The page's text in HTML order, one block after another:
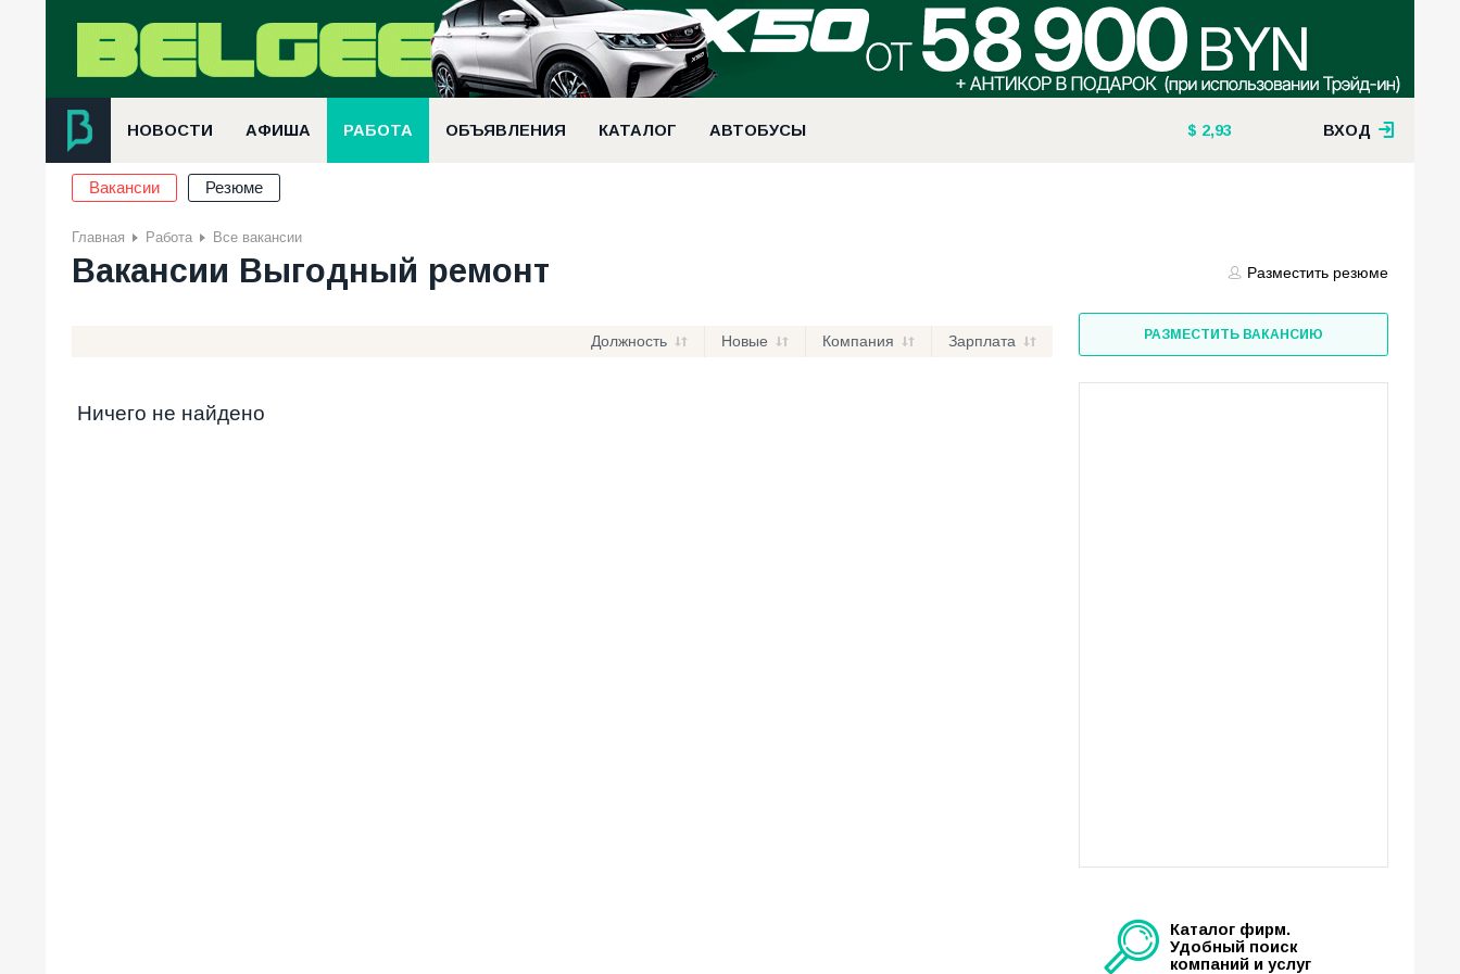
НОВОСТИ АФИША РАБОТА ОБЪЯВЛЕНИЯ КАТАЛОГ АВТОБУСЫ 2,93 ВХОД
Вакансии Резюме
Главная Работа Все вакансии
Вакансии Выгодный ремонт Разместить резюме
Должность Новые Компания Зарплата
Ничего не найдено
РАЗМЕСТИТЬ ВАКАНСИЮ
Каталог фирм.
Удобный поиск
компаний и услуг